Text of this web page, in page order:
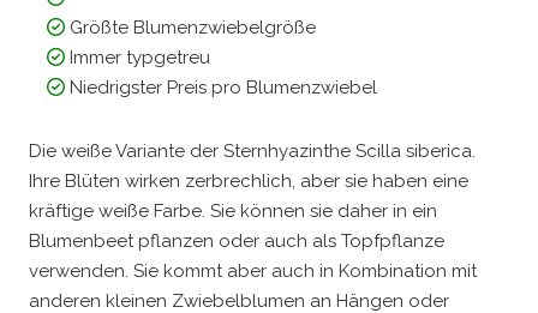
Größte Blumenzwiebelgröße
Immer typgetreu
Niedrigster Preis pro Blumenzwiebel
Die weiße Variante der Sternhyazinthe Scilla siberica.
Ihre Blüten wirken zerbrechlich, aber sie haben eine
kräftige weiße Farbe. Sie können sie daher in ein
Blumenbeet pflanzen oder auch als Topfpflanze
verwenden. Sie kommt aber auch in Kombination mit
anderen kleinen Zwiebelblumen an Hängen oder